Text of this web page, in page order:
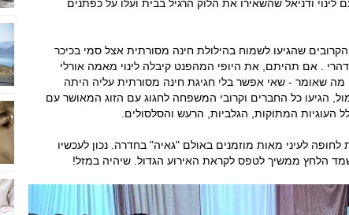
לינוי ודניאל שהשאירו את הלוק הרגיל בבית ועלו על כפתנים
שהגיעו לשמוח בהילולת חינה מסורתית אצל סמי בכיכר
. אם תהיתם, את היופי המהפנט קיבלה לינוי מאמה אורלי
שאומר - שאי אפשר בלי חגיגת חינה מסורתית עליה היתה
הגיעו כל החברים וקרובי המשפחה לחגוג עם הזוג המאושר עם
העוגיות המתוקות, הגלביות, הרעש והסלסולים.
לעיני מאות מוזמנים באולם "גאיה" בחדרה. נכון לעכשיו
הלחץ ממשיך לטפס לקראת האירוע הגדול. שיהיה במזל!